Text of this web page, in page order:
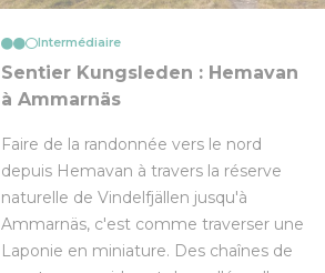
Intermédiaire
Sentier Kungsleden : Hemavan
à Ammarnäs
Faire de la randonnée vers le nord
depuis Hemavan à travers la réserve
naturelle de Vindelfjällen jusqu'à
Ammarnäs, c'est comme traverser une
Laponie en miniature. Des chaînes de